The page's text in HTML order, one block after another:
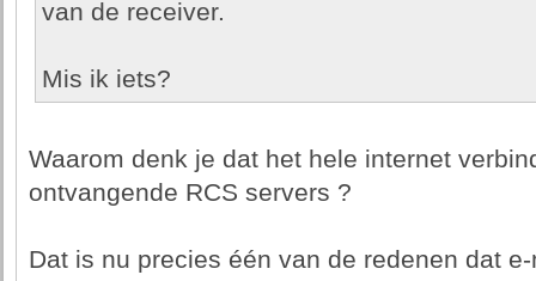
van de receiver.
Mis ik iets?
Waarom denk je dat het hele internet
ontvangende RCS servers ?
Dat is nu precies één van de redenen dat